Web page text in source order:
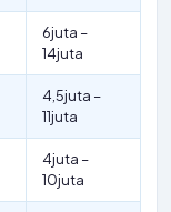
6juta –
14juta
4,5juta –
11juta
4juta –
10juta